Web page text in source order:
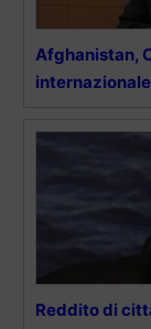
Afghanistan,
Reddito di